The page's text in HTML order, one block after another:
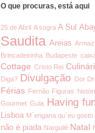
O que procuras, está aqui
25 de Abril A sogra A Sul
Saudita Areias
Brincadeirinha Budapeste
Cottage Cristo Rei
Diga? Divulgação Dor
Férias Fernão Figuras
Gourmet Gula Having
Lisboa M´engana qu´eu gosto
não é piada Narguilé Natal